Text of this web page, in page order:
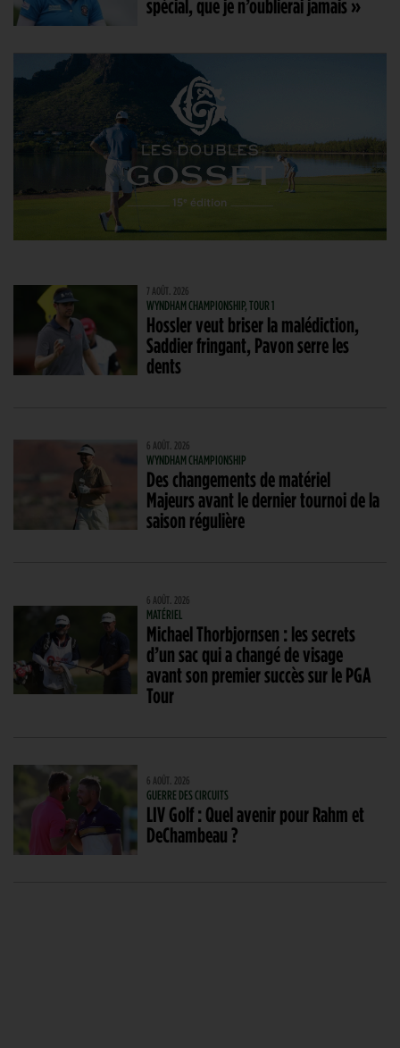
spécial, que je n’oublierai jamais »
7 AOÛT. 2026
WYNDHAM CHAMPIONSHIP, TOUR 1
Hossler veut briser la malédiction,
Saddier fringant, Pavon serre les
dents
6 AOÛT. 2026
WYNDHAM CHAMPIONSHIP
Des changements de matériel
Majeurs avant le dernier tournoi de la
saison régulière
6 AOÛT. 2026
MATÉRIEL
Michael Thorbjornsen : les secrets
d’un sac qui a changé de visage
avant son premier succès sur le PGA
Tour
6 AOÛT. 2026
GUERRE DES CIRCUITS
LIV Golf : Quel avenir pour Rahm et
DeChambeau ?